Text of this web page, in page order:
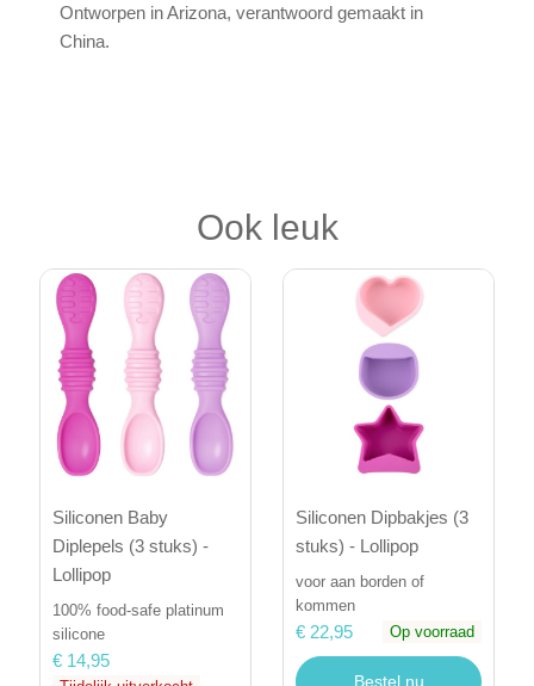
Ontworpen in Arizona, verantwoord gemaakt in
China.
Ook leuk
Siliconen Baby
Diplepels (3 stuks) -
Lollipop
100% food-safe platinum
silicone
€ 14,95
Siliconen Dipbakjes (3
stuks) - Lollipop
voor aan borden of
kommen
€ 22,95 Op voorraad
Bestel nu